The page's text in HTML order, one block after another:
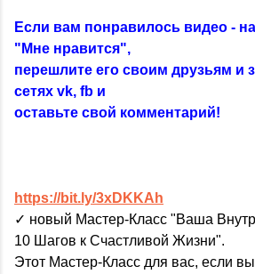
Если вам понравилось видео -
"Мне нравится",
перешлите его своим друзьям и
сетях vk, fb и
оставьте свой комментарий!
https://bit.ly/3xDKKAh
✓ новый Мастер-Класс "Ваша
10 Шагов к Счастливой Жизни".
Этот Мастер-Класс для вас, если вы